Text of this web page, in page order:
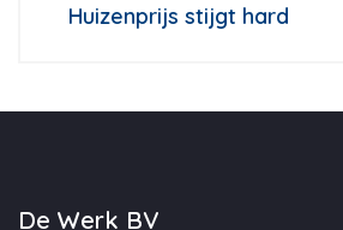
Huizenprijs stijgt hard
De Werk BV